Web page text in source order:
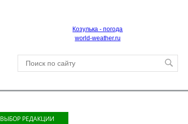
Козулька - погода
world-weather.ru
ВЫБОР РЕДАКЦИИ